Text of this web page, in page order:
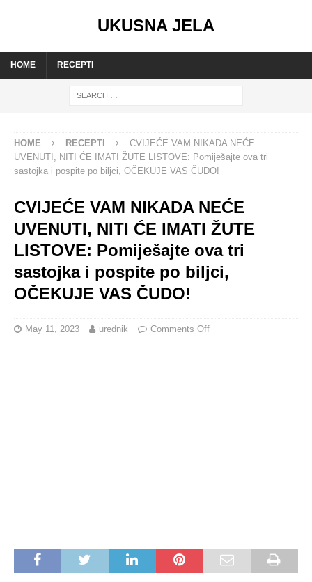
UKUSNA JELA
HOME RECEPTI
HOME RECEPTI
CVIJEĆE VAM NIKADA NEĆE
UVENUTI, NITI ĆE IMATI ŽUTE LISTOVE: Pomiješajte ova tri
sastojka i pospite po biljci, OČEKUJE VAS ČUDO!
CVIJEĆE VAM NIKADA NEĆE
UVENUTI, NITI ĆE IMATI ŽUTE
LISTOVE: Pomiješajte ova tri
sastojka i pospite po biljci,
OČEKUJE VAS ČUDO!
May 11, 2023 urednik Comments Off